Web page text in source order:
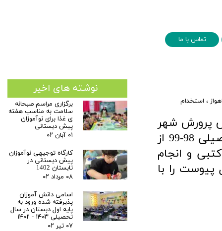
تماس با ما
، استخدام
2 آموزش پرورش شهر
برای سال تحصیلی 98-99 از
و انجام
پیوست را با
نوشته های اخیر
برگزاری مراسم صبحانه
سلامت به مناسب هفته
ی غذا برای نوآموزان
پیش دبستانی
۰۱ آبان ۰۲
کارگاه توجیهی نوآموزان
پیش دبستانی در
تابستان 1402
۰۸ مرداد ۰۲
اسامی دانش آموزان
پذیرفته شده ورود به
پایه اول دبستان در سال
تحصیلی ۱۴۰۳ - ۱۴۰۲
۰۷ تیر ۰۲